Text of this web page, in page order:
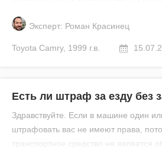
Эксперт: Роман Красинец
Toyota Camry, 1999 г.в.
Есть ли штраф за езду без
Здравствуйте. Если в машине один
штрафовать вас не имеют права,
транспортное средство не является